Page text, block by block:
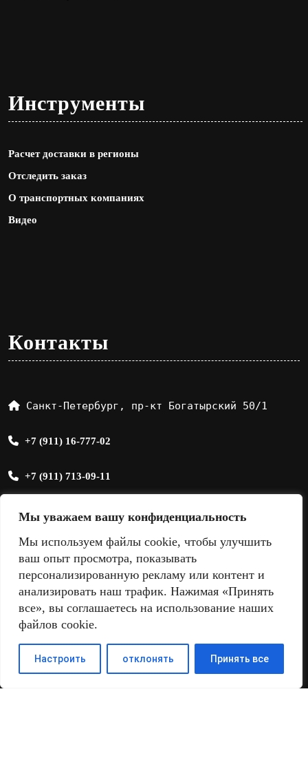
Мы уважаем вашу конфиденциальность
Мы используем файлы cookie, чтобы улучшить
ваш опыт просмотра, показывать
персонализированную рекламу или контент и
анализировать наш трафик. Нажимая «Принять
все», вы соглашаетесь на использование наших
файлов cookie.
Настроить отклонять Принять все
Инструменты
Расчет доставки в регионы
Отследить заказ
О транспортных компаниях
Видео
Контакты
Санкт-Петербург, пр-кт Богатырский 50/1
+7 (911) 16-777-02
+7 (911) 713-09-11
sale@sandmix.ru